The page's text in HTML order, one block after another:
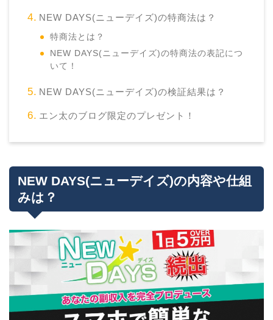
NEW DAYS(ニューデイズ)の特商法は？
特商法とは？
NEW DAYS(ニューデイズ)の特商法の表記につ
いて！
NEW DAYS(ニューデイズ)の検証結果は？
エン太のブログ限定のプレゼント！
NEW DAYS(ニューデイズ)の内容や仕組
みは？